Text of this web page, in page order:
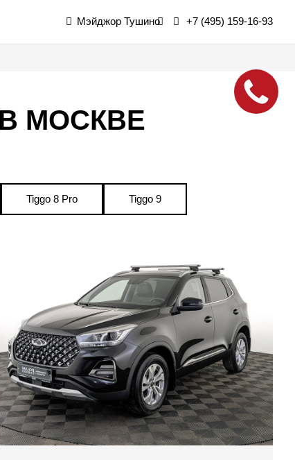
Мэйджор Тушино +7 (495) 159-16-93
В МОСКВЕ
Tiggo 8 Pro Tiggo 9